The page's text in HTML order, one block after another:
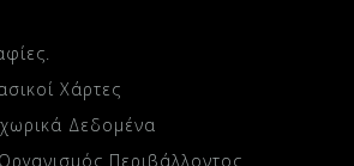
Χάρτες
Δεδομένα
Περιβάλλοντος